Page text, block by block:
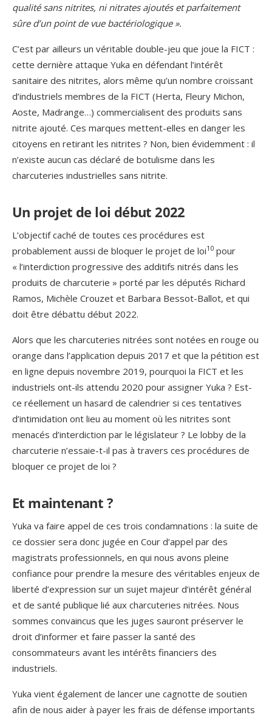
qualité sans nitrites, ni nitrates ajoutés et parfaitement
sûre d’un point de vue bactériologique ».
C’est par ailleurs un véritable double-jeu que joue la FICT :
cette dernière attaque Yuka en défendant l’intérêt
sanitaire des nitrites, alors même qu’un nombre croissant
d’industriels membres de la FICT (Herta, Fleury Michon,
Aoste, Madrange…) commercialisent des produits sans
nitrite ajouté. Ces marques mettent-elles en danger les
citoyens en retirant les nitrites ? Non, bien évidemment : il
n’existe aucun cas déclaré de botulisme dans les
charcuteries industrielles sans nitrite.
Un projet de loi début 2022
L’objectif caché de toutes ces procédures est
probablement aussi de bloquer le projet de loi10 pour
« l’interdiction progressive des additifs nitrés dans les
produits de charcuterie » porté par les députés Richard
Ramos, Michèle Crouzet et Barbara Bessot-Ballot, et qui
doit être débattu début 2022.
Alors que les charcuteries nitrées sont notées en rouge ou
orange dans l’application depuis 2017 et que la pétition est
en ligne depuis novembre 2019, pourquoi la FICT et les
industriels ont-ils attendu 2020 pour assigner Yuka ? Est-
ce réellement un hasard de calendrier si ces tentatives
d’intimidation ont lieu au moment où les nitrites sont
menacés d’interdiction par le législateur ? Le lobby de la
charcuterie n’essaie-t-il pas à travers ces procédures de
bloquer ce projet de loi ?
Et maintenant ?
Yuka va faire appel de ces trois condamnations : la suite de
ce dossier sera donc jugée en Cour d’appel par des
magistrats professionnels, en qui nous avons pleine
confiance pour prendre la mesure des véritables enjeux de
liberté d’expression sur un sujet majeur d’intérêt général
et de santé publique lié aux charcuteries nitrées. Nous
sommes convaincus que les juges sauront préserver le
droit d’informer et faire passer la santé des
consommateurs avant les intérêts financiers des
industriels.
Yuka vient également de lancer une cagnotte de soutien
afin de nous aider à payer les frais de défense importants